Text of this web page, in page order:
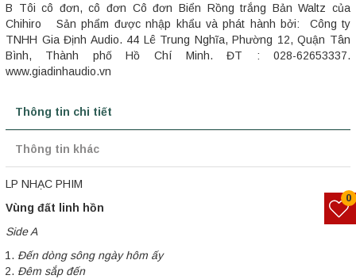
B Tôi cô đơn, cô đơn Cô đơn Biển Rồng trắng Bản Waltz của
Chihiro Sản phẩm được nhập khẩu và phát hành bởi: Công ty
TNHH Gia Định Audio. 44 Lê Trung Nghĩa, Phường 12, Quận Tân
Bình, Thành phố Hồ Chí Minh. ĐT : 028-62653337.
www.giadinhaudio.vn
Thông tin chi tiết
Thông tin khác
LP NHẠC PHIM
Vùng đất linh hồn
Side A
Đến dòng sông ngày hôm ấy
Đêm sắp đến
0